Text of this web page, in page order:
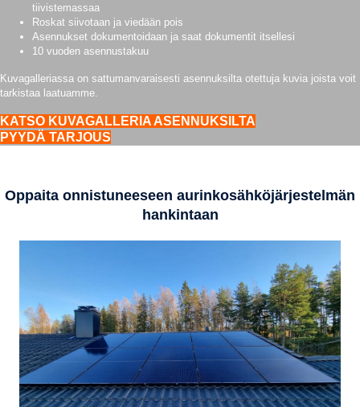
tiivistemassaa
Roskat siivotaan ja viedään pois
Asennukset dokumentoidaan ja saat dokumentit itsellesi
10 vuoden asennustakuu
Kuvagalleriassa on sattumanvaraisesti asennuksilta otettuja kuvia joista voit
tarkistaa laatuamme.
KATSO KUVAGALLERIA ASENNUKSILTA
PYYDÄ TARJOUS
Oppaita onnistuneeseen aurinkosähköjärjestelmän
hankintaan